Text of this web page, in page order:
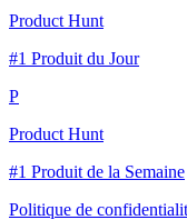
Product Hunt
#1 Produit du Jour
P
Product Hunt
#1 Produit de la Semaine
Politique de